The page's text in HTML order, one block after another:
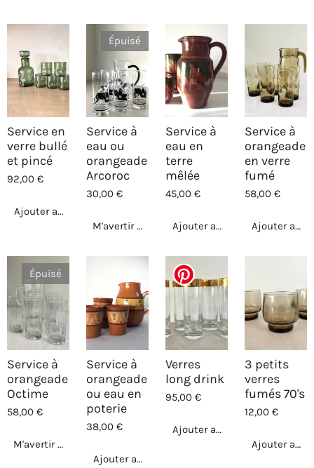
Service en
verre bullé
et pincé
92,00 €
Ajouter au panier
Épuisé
Service à
eau ou
orangeade
Arcoroc
30,00 €
M'avertir si disponible
Service à
eau en
terre
mêlée
45,00 €
Ajouter au panier
Service à
orangeade
en verre
fumé
58,00 €
Ajouter au
Épuisé
Service à
orangeade
Octime
58,00 €
M'avertir si disponible
Service à
orangeade
ou eau en
poterie
38,00 €
Ajouter au panier
Verres
long drink
95,00 €
Ajouter au panier
3 petits
verres
fumés 70's
12,00 €
Ajouter au